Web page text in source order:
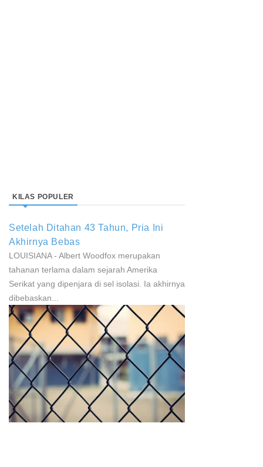
KILAS POPULER
Setelah Ditahan 43 Tahun, Pria Ini
Akhirnya Bebas
LOUISIANA - Albert Woodfox merupakan
tahanan terlama dalam sejarah Amerika
Serikat yang dipenjara di sel isolasi. Ia akhirnya
dibebaskan...